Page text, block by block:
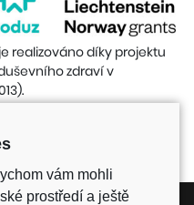
realizováno díky projektu
zdraví v
vám mohli
prostředí a ještě